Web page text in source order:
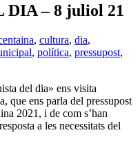
DIA – 8 juliol 21
, cultura, dia,
, política, pressupost,
del dia» ens visita
que ens parla del pressupost
2021, i de com s’han
a les necessitats del